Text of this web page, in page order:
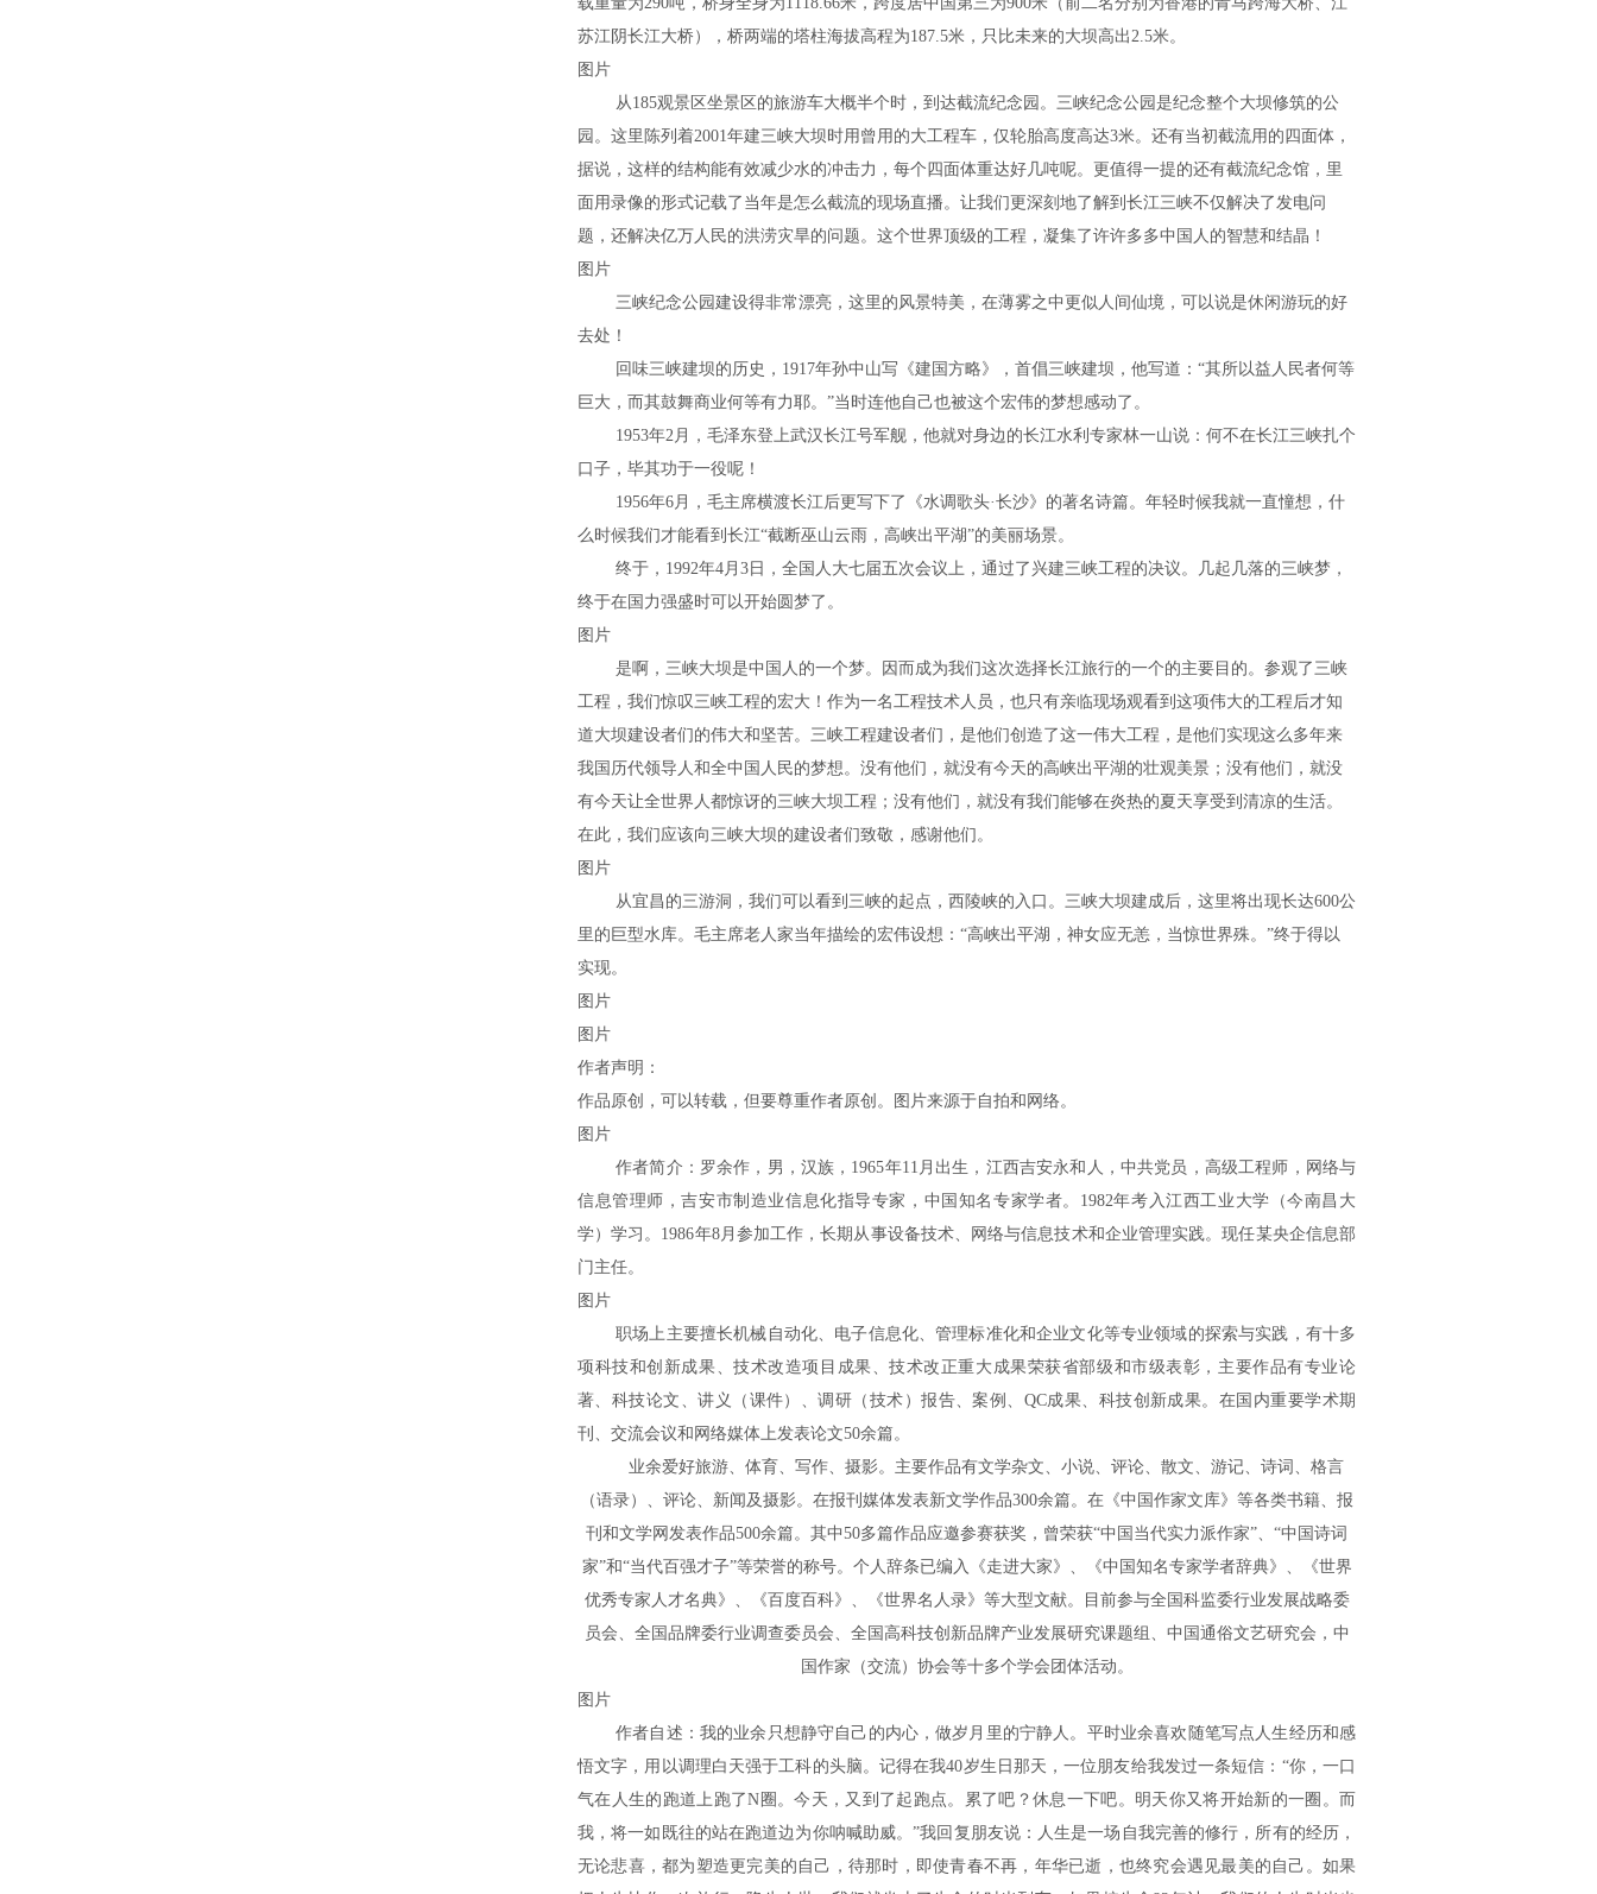
苏江阴长江大桥），桥两端的塔柱海拔高程为187.5米，只比未来的大坝高出2.5米。
图片
从185观景区坐景区的旅游车大概半个时，到达截流纪念园。三峡纪念公园是纪念整个大坝修筑的公
园。这里陈列着2001年建三峡大坝时用曾用的大工程车，仅轮胎高度高达3米。还有当初截流用的四面体，
据说，这样的结构能有效减少水的冲击力，每个四面体重达好几吨呢。更值得一提的还有截流纪念馆，里
面用录像的形式记载了当年是怎么截流的现场直播。让我们更深刻地了解到长江三峡不仅解决了发电问
题，还解决亿万人民的洪涝灾旱的问题。这个世界顶级的工程，凝集了许许多多中国人的智慧和结晶！
图片
三峡纪念公园建设得非常漂亮，这里的风景特美，在薄雾之中更似人间仙境，可以说是休闲游玩的好
去处！
回味三峡建坝的历史，1917年孙中山写《建国方略》，首倡三峡建坝，他写道：“其所以益人民者何等
巨大，而其鼓舞商业何等有力耶。”当时连他自己也被这个宏伟的梦想感动了。
1953年2月，毛泽东登上武汉长江号军舰，他就对身边的长江水利专家林一山说：何不在长江三峡扎个
口子，毕其功于一役呢！
1956年6月，毛主席横渡长江后更写下了《水调歌头·长沙》的著名诗篇。年轻时候我就一直憧想，什
么时候我们才能看到长江“截断巫山云雨，高峡出平湖”的美丽场景。
终于，1992年4月3日，全国人大七届五次会议上，通过了兴建三峡工程的决议。几起几落的三峡梦，
终于在国力强盛时可以开始圆梦了。
图片
是啊，三峡大坝是中国人的一个梦。因而成为我们这次选择长江旅行的一个的主要目的。参观了三峡
工程，我们惊叹三峡工程的宏大！作为一名工程技术人员，也只有亲临现场观看到这项伟大的工程后才知
道大坝建设者们的伟大和坚苦。三峡工程建设者们，是他们创造了这一伟大工程，是他们实现这么多年来
我国历代领导人和全中国人民的梦想。没有他们，就没有今天的高峡出平湖的壮观美景；没有他们，就没
有今天让全世界人都惊讶的三峡大坝工程；没有他们，就没有我们能够在炎热的夏天享受到清凉的生活。
在此，我们应该向三峡大坝的建设者们致敬，感谢他们。
图片
从宜昌的三游洞，我们可以看到三峡的起点，西陵峡的入口。三峡大坝建成后，这里将出现长达600公
里的巨型水库。毛主席老人家当年描绘的宏伟设想：“高峡出平湖，神女应无恙，当惊世界殊。”终于得以
实现。
图片
图片
作者声明：
作品原创，可以转载，但要尊重作者原创。图片来源于自拍和网络。
图片
作者简介：罗余作，男，汉族，1965年11月出生，江西吉安永和人，中共党员，高级工程师，网络与
信息管理师，吉安市制造业信息化指导专家，中国知名专家学者。1982年考入江西工业大学（今南昌大
学）学习。1986年8月参加工作，长期从事设备技术、网络与信息技术和企业管理实践。现任某央企信息部
门主任。
图片
职场上主要擅长机械自动化、电子信息化、管理标准化和企业文化等专业领域的探索与实践，有十多
项科技和创新成果、技术改造项目成果、技术改正重大成果荣获省部级和市级表彰，主要作品有专业论
著、科技论文、讲义（课件）、调研（技术）报告、案例、QC成果、科技创新成果。在国内重要学术期
刊、交流会议和网络媒体上发表论文50余篇。
业余爱好旅游、体育、写作、摄影。主要作品有文学杂文、小说、评论、散文、游记、诗词、格言
（语录）、评论、新闻及摄影。在报刊媒体发表新文学作品300余篇。在《中国作家文库》等各类书籍、报
刊和文学网发表作品500余篇。其中50多篇作品应邀参赛获奖，曾荣获“中国当代实力派作家”、“中国诗词
家”和“当代百强才子”等荣誉的称号。个人辞条已编入《走进大家》、《中国知名专家学者辞典》、《世界
优秀专家人才名典》、《百度百科》、《世界名人录》等大型文献。目前参与全国科监委行业发展战略委
员会、全国品牌委行业调查委员会、全国高科技创新品牌产业发展研究课题组、中国通俗文艺研究会，中
国作家（交流）协会等十多个学会团体活动。
图片
作者自述：我的业余只想静守自己的内心，做岁月里的宁静人。平时业余喜欢随笔写点人生经历和感
悟文字，用以调理白天强于工科的头脑。记得在我40岁生日那天，一位朋友给我发过一条短信：“你，一口
气在人生的跑道上跑了N圈。今天，又到了起跑点。累了吧？休息一下吧。明天你又将开始新的一圈。而
我，将一如既往的站在跑道边为你呐喊助威。”我回复朋友说：人生是一场自我完善的修行，所有的经历，
无论悲喜，都为塑造更完美的自己，待那时，即使青春不再，年华已逝，也终究会遇见最美的自己。如果